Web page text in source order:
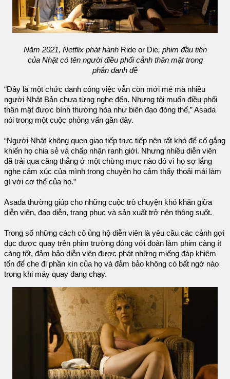
Năm 2021, Netflix phát hànhRide or Die, phim đầu tiên
của Nhật có tên người điều phối cảnh thân mật trong
phần danh đề
“Đây là một chức danh công việc vẫn còn mới mẻ mà nhiều
người Nhật Bản chưa từng nghe đến. Nhưng tôi muốn điều phối
thân mật được bình thường hóa như biên đạo đóng thế,” Asada
nói trong một cuộc phỏng vấn gần đây.
“Người Nhật không quen giao tiếp trực tiếp nên rất khó để cố gắng
khiến họ chia sẻ và chấp nhận ranh giới. Nhưng nhiều diễn viên
đã trải qua căng thẳng ở một chừng mực nào đó vì họ sợ lắng
nghe cảm xúc của mình trong chuyện họ cảm thấy thoải mái làm
gì với cơ thể của họ.”
Asada thường giúp cho những cuộc trò chuyện khó khăn giữa
diễn viên, đạo diễn, trang phục và sản xuất trở nên thông suốt.
Trong số những cách cô ủng hộ diễn viên là yêu cầu các cảnh gợi
dục được quay trên phim trường đóng với đoàn làm phim càng ít
càng tốt, đảm bảo diễn viên được phát những miếng đáp khiêm
tốn để che đi phần kín của họ và đảm bảo không có bất ngờ nào
trong khi máy quay đang chạy.